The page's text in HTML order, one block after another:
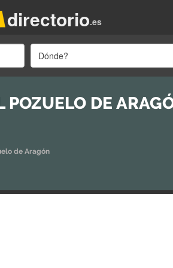
.es
directorio
Dónde?
POZUELO DE
de Aragón